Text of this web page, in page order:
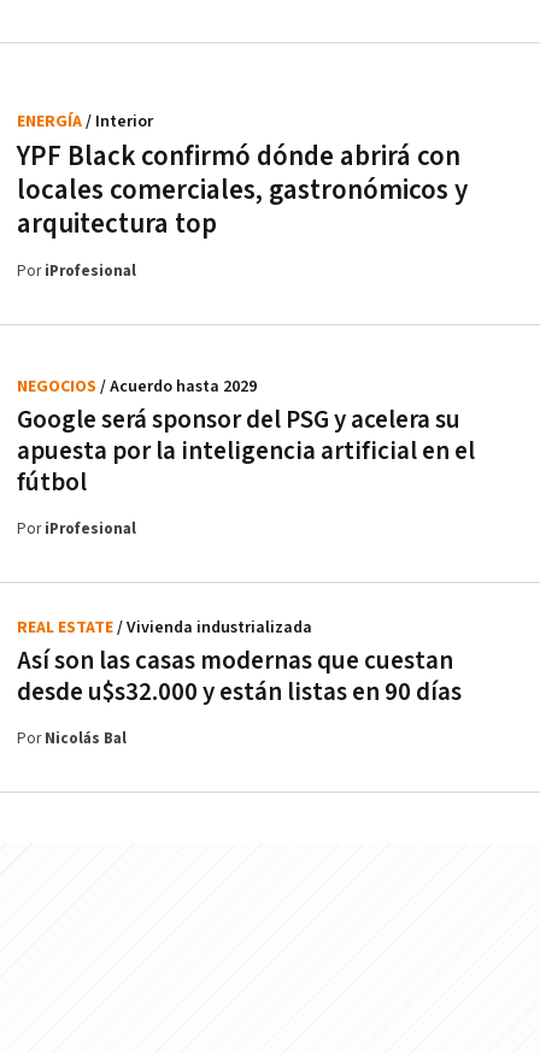
YPF Black confirmó dónde abrirá con
locales comerciales, gastronómicos y
arquitectura top
ENERGÍA/ Interior
PoriProfesional
Google será sponsor del PSG y acelera su
apuesta por la inteligencia artificial en el
fútbol
NEGOCIOS / Acuerdo hasta 2029
PoriProfesional
Así son las casas modernas que cuestan
desde u$s32.000 y están listas en 90 días
REAL ESTATE/ Vivienda industrializada
PorNicolás Bal